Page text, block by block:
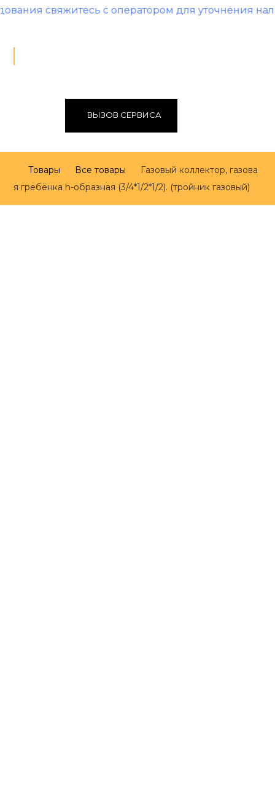
свяжитесь с оператором для уточнения наличия
ВЫЗОВ СЕРВИСА
Товары Все товары
Газовый коллектор, газова
я гребёнка h-образная (3/4*1/2*1/2). (тройник газовый)